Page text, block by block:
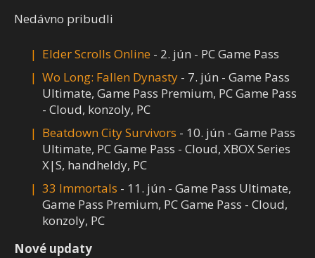
Nedávno pribudli
Elder Scrolls Online - 2. jún - PC Game Pass
Wo Long: Fallen Dynasty - 7. jún - Game Pass
Ultimate, Game Pass Premium, PC Game Pass
- Cloud, konzoly, PC
Beatdown City Survivors - 10. jún - Game Pass
Ultimate, PC Game Pass - Cloud, XBOX Series
X|S, handheldy, PC
33 Immortals - 11. jún - Game Pass Ultimate,
Game Pass Premium, PC Game Pass - Cloud,
konzoly, PC
Nové updaty